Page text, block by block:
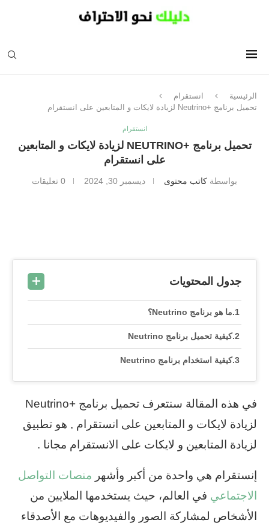
الرئيسية
انستقرام
تحميل برنامج +Neutrino لزيادة لايكات و المتابعين على انستقرام
انستقرام
تحميل برنامج +NEUTRINO لزيادة لايكات و المتابعين
على انستقرام
بواسطة كاتب محتوى ديسمبر 30, 2024 0 تعليقات
جدول المحتويات
ما هو برنامج Neutrino؟
كيفية تحميل برنامج Neutrino
كيفية استخدام برنامج Neutrino
في هذه المقالة سنتعرف تحميل برنامج +Neutrino
لزيادة لايكات و المتابعين على انستقرام , هو تطبيق
لزيادة المتابعين و لايكات على الانستقرام مجانا .
إنستقرام هي واحدة من أكبر وأشهر منصات التواصل
الاجتماعي في العالم، حيث يستخدمها الملايين من
الأشخاص لمشاركة الصور والفيديوهات مع الأصدقاء